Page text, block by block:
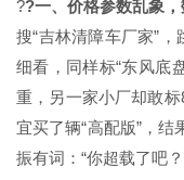
??一、价格参数乱象
搜“吉林清障车厂家”
细看，同样标“东风底
重，另一家小厂却敢
宜买了辆“高配版”，
振有词：“你超载了吧